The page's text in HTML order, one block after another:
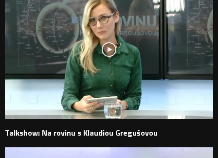
Talkshow: Na rovinu s Klaudiou Gregušovou